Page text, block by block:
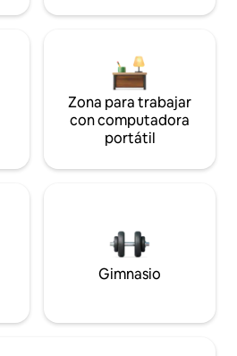
Zona para trabajar
con computadora
portátil
Gimnasio